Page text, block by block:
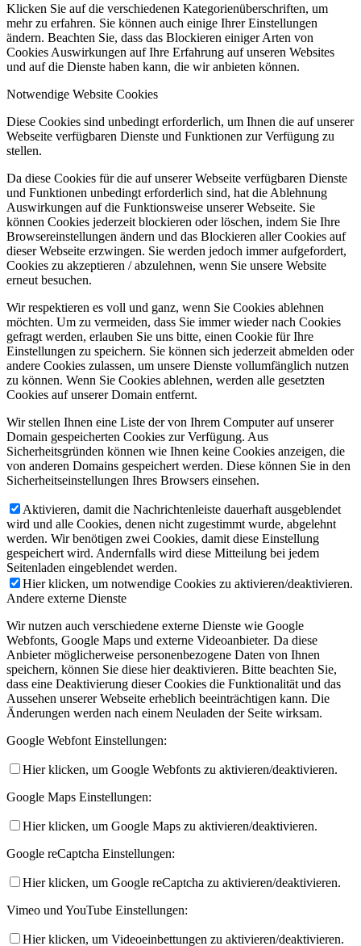
Klicken Sie auf die verschiedenen Kategorienüberschriften, um
mehr zu erfahren. Sie können auch einige Ihrer Einstellungen
ändern. Beachten Sie, dass das Blockieren einiger Arten von
Cookies Auswirkungen auf Ihre Erfahrung auf unseren Websites
und auf die Dienste haben kann, die wir anbieten können.
Notwendige Website Cookies
Diese Cookies sind unbedingt erforderlich, um Ihnen die auf unserer
Webseite verfügbaren Dienste und Funktionen zur Verfügung zu
stellen.
Da diese Cookies für die auf unserer Webseite verfügbaren Dienste
und Funktionen unbedingt erforderlich sind, hat die Ablehnung
Auswirkungen auf die Funktionsweise unserer Webseite. Sie
können Cookies jederzeit blockieren oder löschen, indem Sie Ihre
Browsereinstellungen ändern und das Blockieren aller Cookies auf
dieser Webseite erzwingen. Sie werden jedoch immer aufgefordert,
Cookies zu akzeptieren / abzulehnen, wenn Sie unsere Website
erneut besuchen.
Wir respektieren es voll und ganz, wenn Sie Cookies ablehnen
möchten. Um zu vermeiden, dass Sie immer wieder nach Cookies
gefragt werden, erlauben Sie uns bitte, einen Cookie für Ihre
Einstellungen zu speichern. Sie können sich jederzeit abmelden oder
andere Cookies zulassen, um unsere Dienste vollumfänglich nutzen
zu können. Wenn Sie Cookies ablehnen, werden alle gesetzten
Cookies auf unserer Domain entfernt.
Wir stellen Ihnen eine Liste der von Ihrem Computer auf unserer
Domain gespeicherten Cookies zur Verfügung. Aus
Sicherheitsgründen können wie Ihnen keine Cookies anzeigen, die
von anderen Domains gespeichert werden. Diese können Sie in den
Sicherheitseinstellungen Ihres Browsers einsehen.
Aktivieren, damit die Nachrichtenleiste dauerhaft ausgeblendet
wird und alle Cookies, denen nicht zugestimmt wurde, abgelehnt
werden. Wir benötigen zwei Cookies, damit diese Einstellung
gespeichert wird. Andernfalls wird diese Mitteilung bei jedem
Seitenladen eingeblendet werden.
Hier klicken, um notwendige Cookies zu aktivieren/deaktivieren.
Andere externe Dienste
Wir nutzen auch verschiedene externe Dienste wie Google
Webfonts, Google Maps und externe Videoanbieter. Da diese
Anbieter möglicherweise personenbezogene Daten von Ihnen
speichern, können Sie diese hier deaktivieren. Bitte beachten Sie,
dass eine Deaktivierung dieser Cookies die Funktionalität und das
Aussehen unserer Webseite erheblich beeinträchtigen kann. Die
Änderungen werden nach einem Neuladen der Seite wirksam.
Google Webfont Einstellungen:
Hier klicken, um Google Webfonts zu aktivieren/deaktivieren.
Google Maps Einstellungen:
Hier klicken, um Google Maps zu aktivieren/deaktivieren.
Google reCaptcha Einstellungen:
Hier klicken, um Google reCaptcha zu aktivieren/deaktivieren.
Vimeo und YouTube Einstellungen:
Hier klicken, um Videoeinbettungen zu aktivieren/deaktivieren.